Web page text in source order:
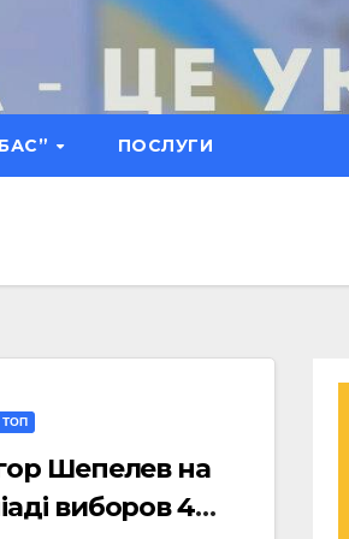
ПОСЛУГИ
ТОП
Шепелев на
виборов 4